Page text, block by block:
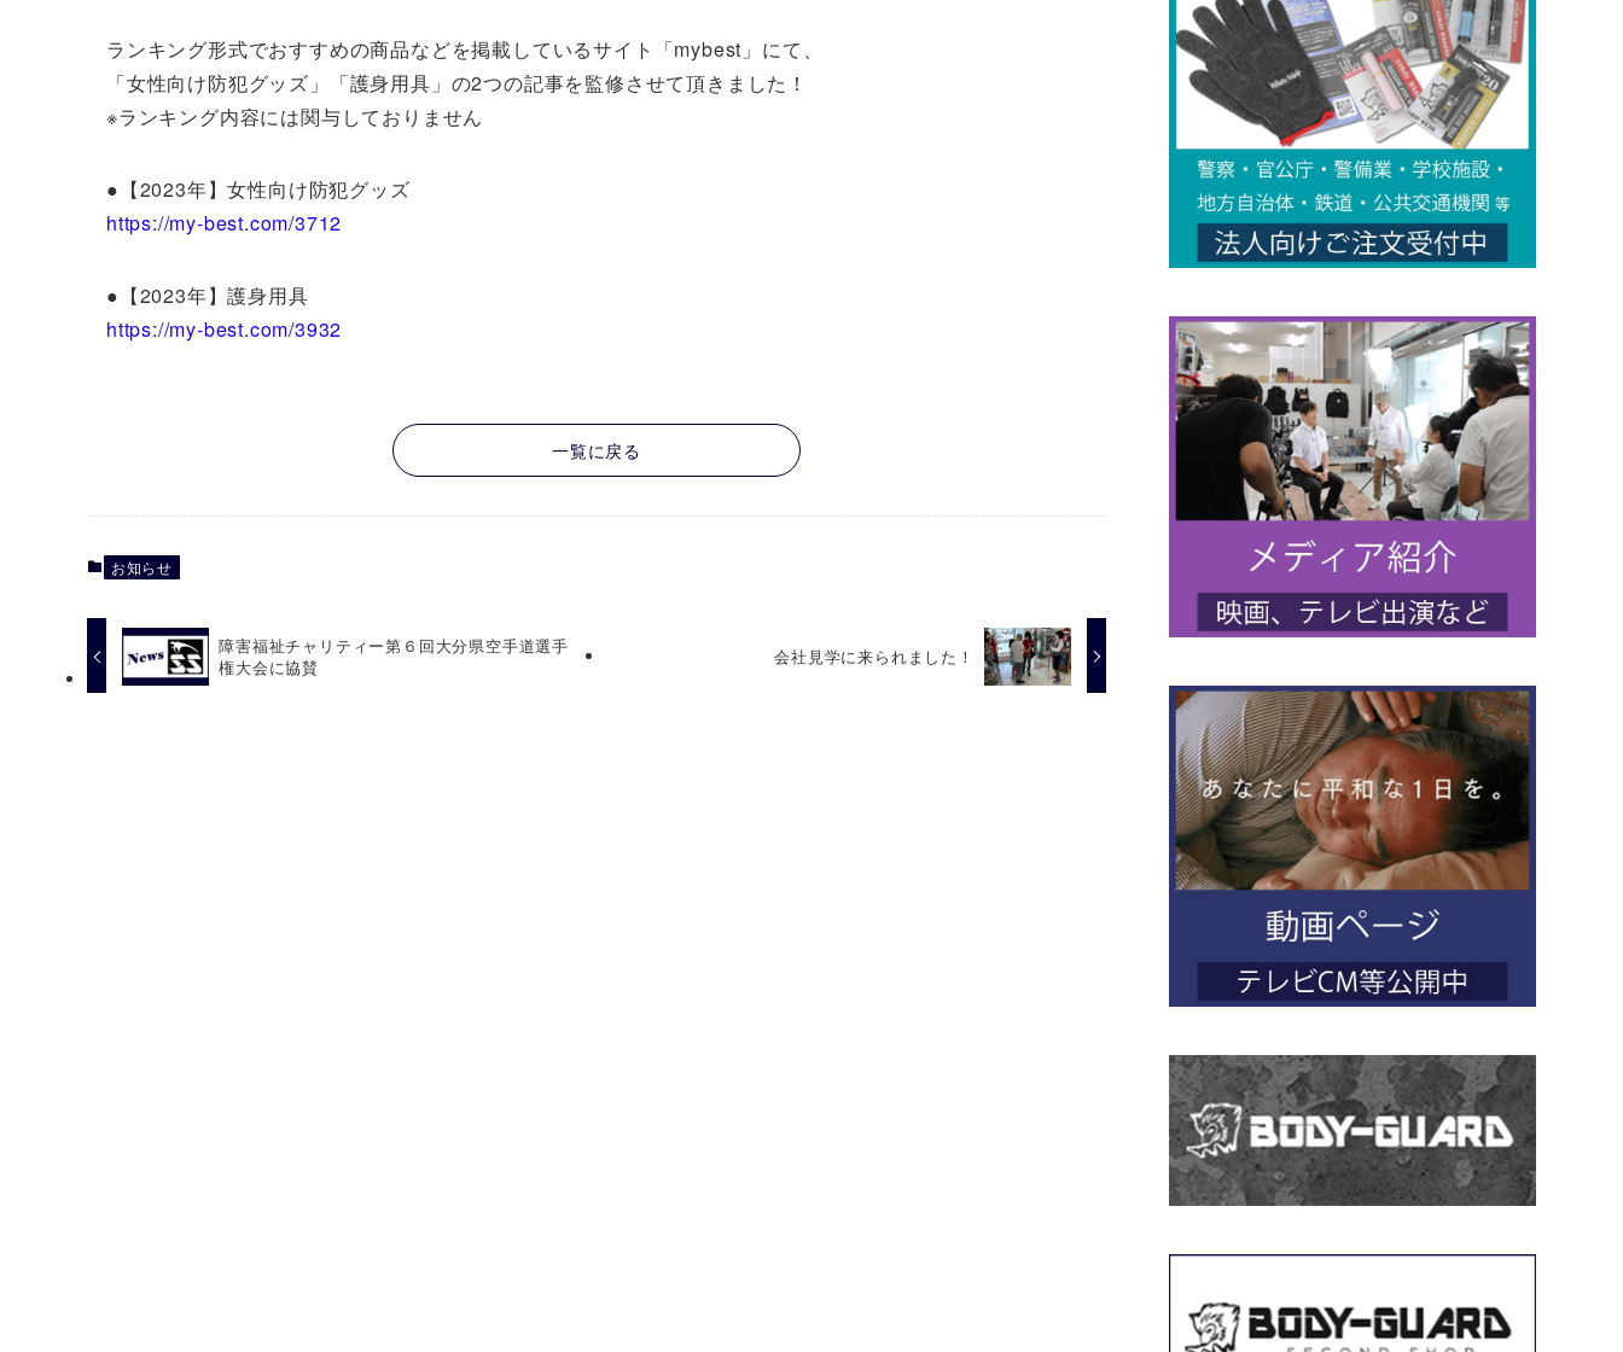
ランキング形式でおすすめの商品などを掲載しているサイト「mybest」にて、
「女性向け防犯グッズ」「護身用具」の2つの記事を監修させて頂きました！
※ランキング内容には関与しておりません
●【2023年】女性向け防犯グッズ
https://my-best.com/3712
●【2023年】護身用具
https://my-best.com/3932
一覧に戻る
お知らせ
障害福祉チャリティー第６回大分県空手道選手
権大会に協賛
会社見学に来られました！